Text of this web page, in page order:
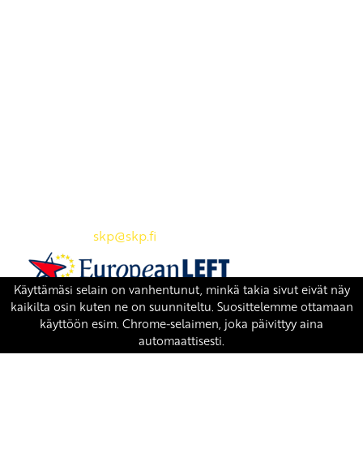
skp@skp.fi
SKP on Euroopan Vasemmistopuolueen jäsen.
european-left.org
european-left.org/manifesto/